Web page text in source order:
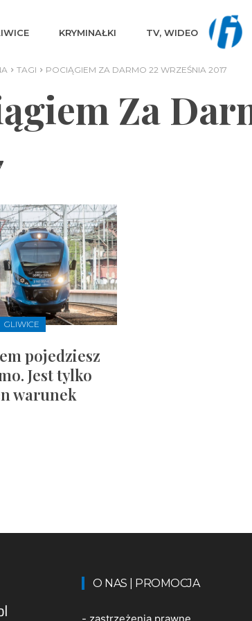
KRYMINAŁKI TV, WIDEO
TAGI POCIĄGIEM ZA DARMO 22 WRZEŚNIA 2017
Za
GLIWICE
pojedziesz
Jest tylko
warunek
O NAS | PROMOCJA
- zastrzeżenia prawne